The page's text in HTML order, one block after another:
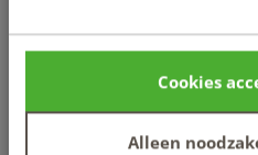
Cookies
Alleen
☆ 4 / 5